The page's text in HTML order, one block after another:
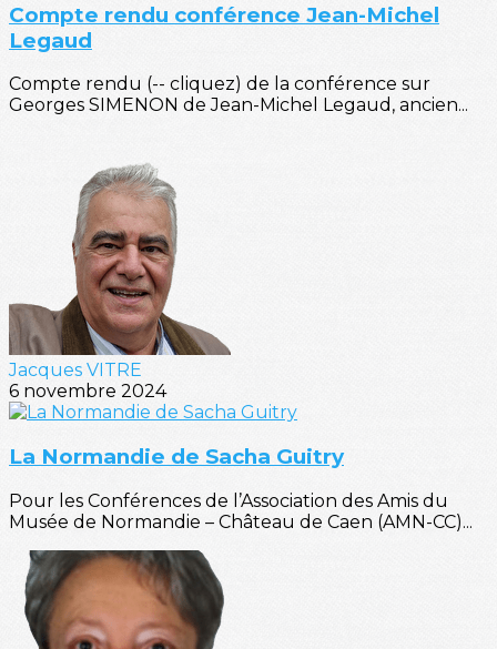
Compte rendu conférence Jean-Michel
Legaud
Compte rendu (-- cliquez) de la conférence sur
Georges SIMENON de Jean-Michel Legaud, ancien...
Jacques VITRE
6 novembre 2024
La Normandie de Sacha Guitry
Pour les Conférences de l’Association des Amis du
Musée de Normandie – Château de Caen (AMN-CC)...